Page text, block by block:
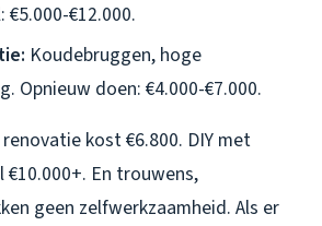
€12.000.
Koudebruggen, hoge
Opnieuw doen: €4.000-€7.000.
kost €6.800. DIY met
En trouwens,
geen zelfwerkzaamheid. Als er